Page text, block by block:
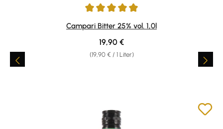
Durchschnittliche Bewertung von 4.92 von 5 Sternen
Campari Bitter 25% vol. 1,0l
(19,90 € / 1 Liter)
Regulärer Preis:
19,90 €